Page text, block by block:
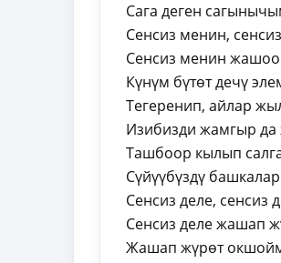
Сага деген
Сенсиз менин,
Сенсиз менин
Күнүм бүтөт дечү
Тегеренип, айлар
Изибизди жамгыр да
Ташбоор кылып
Сүйүүбүздү
Сенсиз деле, сенсиз
Сенсиз деле жашап
Жашап жүрөт